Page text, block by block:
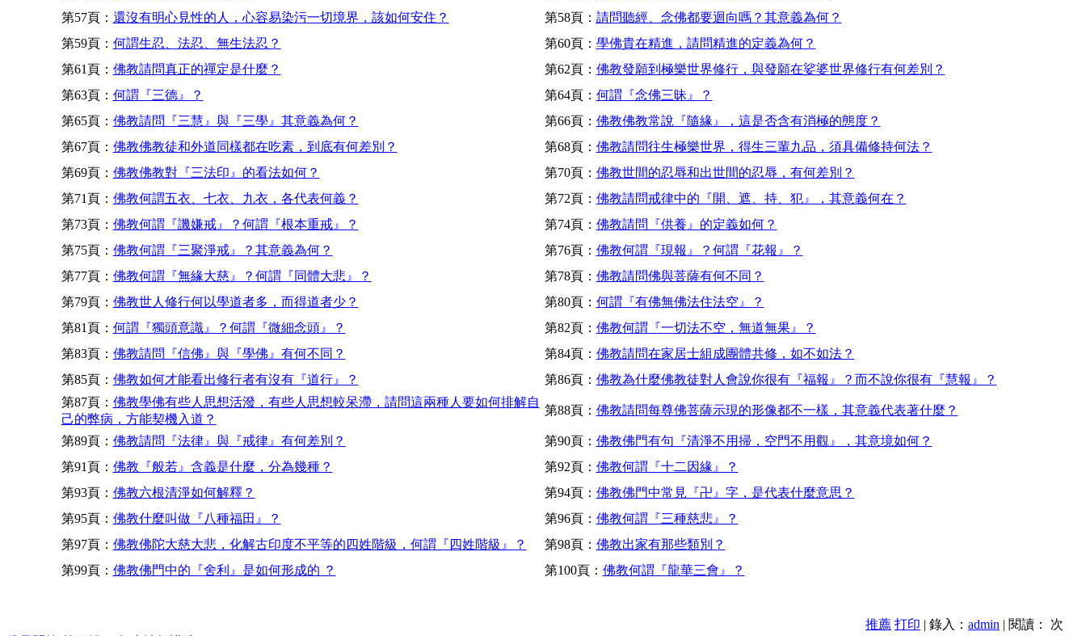
第57頁： 還沒有明心見性的人，心容易染污一切境界，該如何安住？ 第58頁： 請問聽經、念佛都要迴向嗎？其意義為何？
第59頁： 何謂生忍、法忍、無生法忍？ 第60頁： 學佛貴在精進，請問精進的定義為何？
第61頁： 佛教請問真正的禪定是什麼？ 第62頁： 佛教發願到極樂世界修行，與發願在娑婆世界修行有何差別？
第63頁： 何謂『三德』？ 第64頁： 何謂『念佛三昧』？
第65頁： 佛教請問『三慧』與『三學』其意義為何？ 第66頁： 佛教佛教常說『隨緣』，這是否含有消極的態度？
第67頁： 佛教佛教徒和外道同樣都在吃素，到底有何差別？ 第68頁： 佛教請問往生極樂世界，得生三輩九品，須具備修持何法？
第69頁： 佛教佛教對『三法印』的看法如何？ 第70頁： 佛教世間的忍辱和出世間的忍辱，有何差別？
第71頁： 佛教何謂五衣、七衣、九衣，各代表何義？ 第72頁： 佛教請問戒律中的『開、遮、持、犯』，其意義何在？
第73頁： 佛教何謂『譏嫌戒』？何謂『根本重戒』？ 第74頁： 佛教請問『供養』的定義如何？
第75頁： 佛教何謂『三聚淨戒』？其意義為何？ 第76頁： 佛教何謂『現報』？何謂『花報』？
第77頁： 佛教何謂『無緣大慈』？何謂『同體大悲』？ 第78頁： 佛教請問佛與菩薩有何不同？
第79頁： 佛教世人修行何以學道者多，而得道者少？ 第80頁： 何謂『有佛無佛法住法空』？
第81頁： 何謂『獨頭意識』？何謂『微細念頭』？ 第82頁： 佛教何謂『一切法不空，無道無果』？
第83頁： 佛教請問『信佛』與『學佛』有何不同？ 第84頁： 佛教請問在家居士組成團體共修，如不如法？
第85頁： 佛教如何才能看出修行者有沒有『道行』？ 第86頁： 佛教為什麼佛教徒對人會說你很有『福報』？而不說你很有『慧報』？
第87頁： 佛教學佛有些人思想活潑，有些人思想較呆滯，請問這兩種人要如何排解自
己的弊病，方能契機入道？
第88頁： 佛教請問每尊佛菩薩示現的形像都不一樣，其意義代表著什麼？
第89頁： 佛教請問『法律』與『戒律』有何差別？ 第90頁： 佛教佛門有句『清淨不用掃，空門不用觀』，其意境如何？
第91頁： 佛教『般若』含義是什麼，分為幾種？ 第92頁： 佛教何謂『十二因緣』？
第93頁： 佛教六根清淨如何解釋？ 第94頁： 佛教佛門中常見『卍』字，是代表什麼意思？
第95頁： 佛教什麼叫做『八種福田』？ 第96頁： 佛教何謂『三種慈悲』？
第97頁： 佛教佛陀大慈大悲，化解古印度不平等的四姓階級，何謂『四姓階級』？ 第98頁： 佛教出家有那些類別？
第99頁： 佛教佛門中的『舍利』是如何形成的 ？ 第100頁： 佛教何謂『龍華三會』？
推薦 打印 | 錄入： admin | 閱讀：
次